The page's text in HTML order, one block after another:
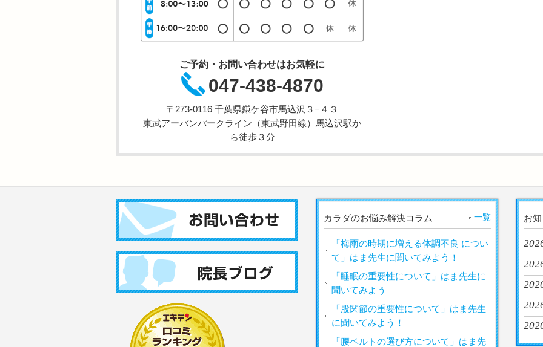
ご予約・お問い合わせはお気軽に
047-438-4870
〒273-0116 千葉県鎌ケ谷市馬込沢３−４３
東武アーバンパークライン（東武野田線）馬込沢駅か
ら徒歩３分
カラダのお悩み解決コラム 一覧
「梅雨の時期に増える体調不良 につい
て」はま先生に聞いてみよう！
「睡眠の重要性について」はま先生に
聞いてみよう
「股関節の重要性について」はま先生
に聞いてみよう！
「腰ベルトの選び方について」はま先
お